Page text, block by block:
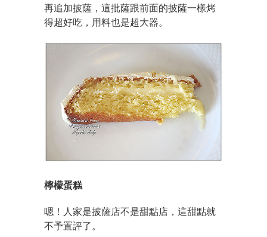
再追加披薩，這批薩跟前面的披薩一樣烤
得超好吃，用料也是超大器。
檸檬蛋糕
嗯！人家是披薩店不是甜點店，這甜點就
不予置評了。